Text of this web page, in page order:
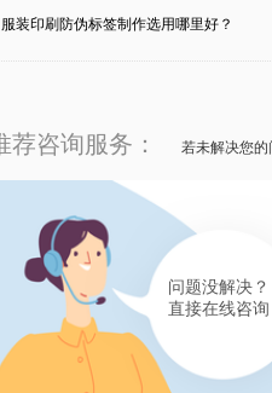
服装印刷防伪标签制作选用哪里好？
荐咨询服务： 若未解决您的
问题没解决？
直接在线咨询